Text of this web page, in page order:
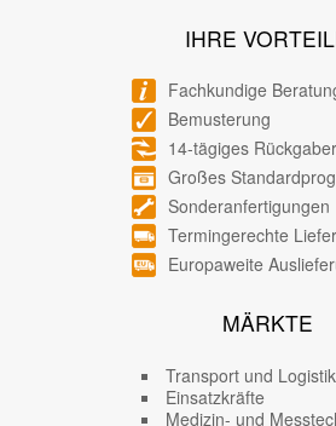
IHRE
Fachkundige
Bemusterung
14-tägiges
Großes
Sonderanfertigungen
Termingerechte
Europaweite
MÄRKTE
Transport und Logistik
Einsatzkräfte
Medizin- und